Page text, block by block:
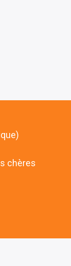
chères